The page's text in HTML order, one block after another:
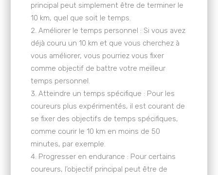
principal peut simplement être de terminer le
10 km, quel que soit le temps.
Améliorer le temps personnel : Si vous avez
déjà couru un 10 km et que vous cherchez à
vous améliorer, vous pourriez vous fixer
comme objectif de battre votre meilleur
temps personnel.
Atteindre un temps spécifique : Pour les
coureurs plus expérimentés, il est courant de
se fixer des objectifs de temps spécifiques,
comme courir le 10 km en moins de 50
minutes, par exemple.
Progresser en endurance : Pour certains
coureurs, l’objectif principal peut être de